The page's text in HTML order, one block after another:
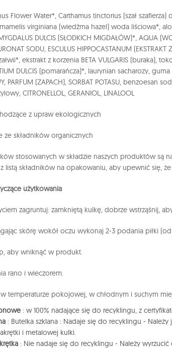
Flower Water*, Carthamus tinctorius (szał
virginiana (wiedźma hazel) woda liściowa*,
DULCIS (SŁODKICH MIGDAŁÓW)*, AQUA
SODU, ESCULUS HIPPOCASTANUM
ekstrakt z korzenia BETA VULGARIS (buraka),
DULCIS (pomarańcza)*, laurynian sacharozy,
PARFUM (ZAPACH), SORBAT POTASU, benzoesan
CITRONELLOL, GERANIOL, LINALOOL
z upraw ekologicznych
ze składników organicznych
stosowanych w składzie naszych produktów są
listą składników na opakowaniu, aby upewnić się,
użytkowania
zagruntuj: zamkniętą kulkę, dobrze wstrząśnij,
skórę wokół oczu wykonaj 2-3 podania piłki
aby wniknąć w produkt.
rano i wieczorem.
temperaturze pokojowej, w chłodnym i suchym
: w 100% nadające się do recyklingu, z
: Butelka szklana : Nadaje się do recyklingu -
i metalowej kulki.
: Nie nadaje się do recyklingu - Należy